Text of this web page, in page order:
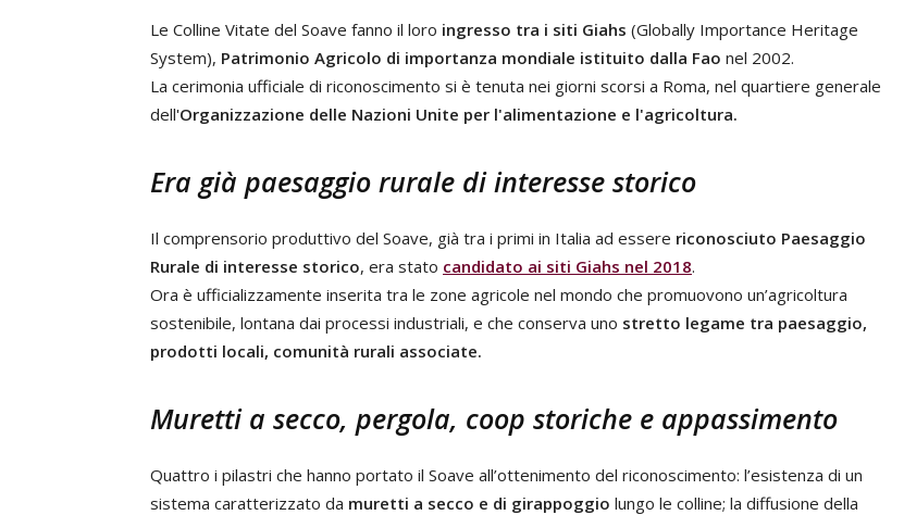
Le Colline Vitate del Soave fanno il loro ingresso tra i siti Giahs (Globally Importance Heritage
System), Patrimonio Agricolo di importanza mondiale istituito dalla Fao nel 2002.
La cerimonia ufficiale di riconoscimento si è tenuta nei giorni scorsi a Roma, nel quartiere generale
dell'Organizzazione delle Nazioni Unite per l'alimentazione e l'agricoltura.
Era già paesaggio rurale di interesse storico
Il comprensorio produttivo del Soave, già tra i primi in Italia ad essere riconosciuto Paesaggio
Rurale di interesse storico, era stato candidato ai siti Giahs nel 2018.
Ora è ufficializzamente inserita tra le zone agricole nel mondo che promuovono un’agricoltura
sostenibile, lontana dai processi industriali, e che conserva uno stretto legame tra paesaggio,
prodotti locali, comunità rurali associate.
Muretti a secco, pergola, coop storiche e appassimento
Quattro i pilastri che hanno portato il Soave all’ottenimento del riconoscimento: l’esistenza di un
sistema caratterizzato da muretti a secco e di girappoggio lungo le colline; la diffusione della